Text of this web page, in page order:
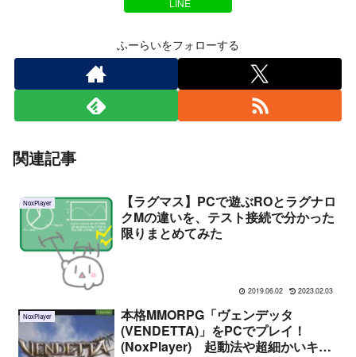
LINE
ふーらいをフォローする
関連記事
NoxPlayer
【ラグマス】PCで遊ぶROとラグナロ
クMの違いを、テスト接続で分かった
限りまとめてみた
2019.06.02 2023.02.03
NoxPlayer
本格MMORPG「ヴェンデッタ
(VENDETTA)」をPCでプレイ！
(NoxPlayer) 起動法や超細かいキャ